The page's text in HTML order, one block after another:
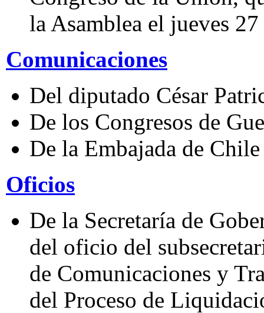
la Asamblea el jueves
Comunicaciones
Del diputado César
De los Congresos de
De la Embajada de
Oficios
De la Secretaría de
del oficio del
de Comunicaciones y
del Proceso de